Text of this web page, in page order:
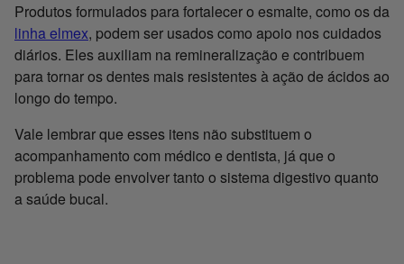
Produtos formulados para fortalecer o esmalte, como os da
linha elmex, podem ser usados como apoio nos cuidados
diários. Eles auxiliam na remineralização e contribuem
para tornar os dentes mais resistentes à ação de ácidos ao
longo do tempo.
Vale lembrar que esses itens não substituem o
acompanhamento com médico e dentista, já que o
problema pode envolver tanto o sistema digestivo quanto
a saúde bucal.